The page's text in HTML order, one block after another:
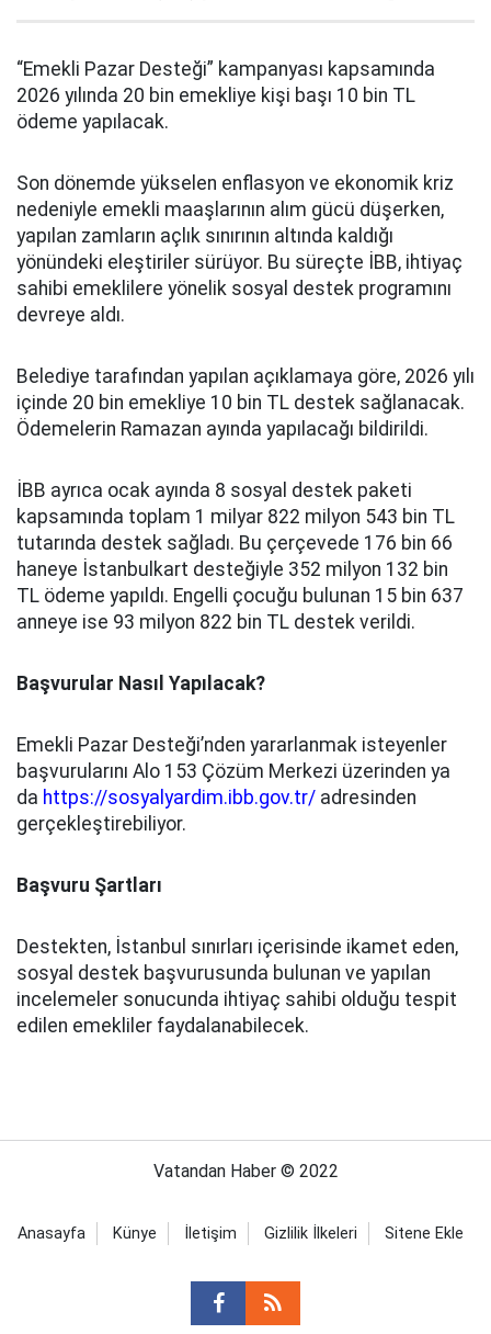
“Emekli Pazar Desteği” kampanyası kapsamında
2026 yılında 20 bin emekliye kişi başı 10 bin TL
ödeme yapılacak.
Son dönemde yükselen enflasyon ve ekonomik kriz
nedeniyle emekli maaşlarının alım gücü düşerken,
yapılan zamların açlık sınırının altında kaldığı
yönündeki eleştiriler sürüyor. Bu süreçte İBB, ihtiyaç
sahibi emeklilere yönelik sosyal destek programını
devreye aldı.
Belediye tarafından yapılan açıklamaya göre, 2026 yılı
içinde 20 bin emekliye 10 bin TL destek sağlanacak.
Ödemelerin Ramazan ayında yapılacağı bildirildi.
İBB ayrıca ocak ayında 8 sosyal destek paketi
kapsamında toplam 1 milyar 822 milyon 543 bin TL
tutarında destek sağladı. Bu çerçevede 176 bin 66
haneye İstanbulkart desteğiyle 352 milyon 132 bin
TL ödeme yapıldı. Engelli çocuğu bulunan 15 bin 637
anneye ise 93 milyon 822 bin TL destek verildi.
Başvurular Nasıl Yapılacak?
Emekli Pazar Desteği’nden yararlanmak isteyenler
başvurularını Alo 153 Çözüm Merkezi üzerinden ya
da https://sosyalyardim.ibb.gov.tr/ adresinden
gerçekleştirebiliyor.
Başvuru Şartları
Destekten, İstanbul sınırları içerisinde ikamet eden,
sosyal destek başvurusunda bulunan ve yapılan
incelemeler sonucunda ihtiyaç sahibi olduğu tespit
edilen emekliler faydalanabilecek.
Vatandan Haber © 2022
Anasayfa Künye İletişim Gizlilik İlkeleri Sitene Ekle